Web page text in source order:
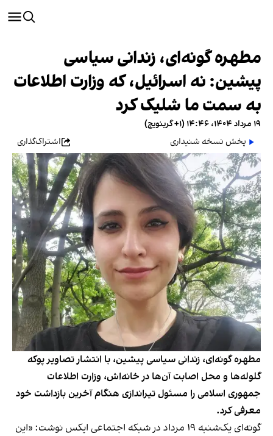
مطهره گونه‌ای، زندانی سیاسی
پیشین: نه اسرائیل، که وزارت اطلاعات
به سمت ما شلیک کرد
۱۹ مرداد ۱۴۰۴، ۱۴:۴۶ (‎+۱ گرینویچ)
پخش نسخه شنیداری
اشتراک‌گذاری
مطهره گونه‌ای، زندانی سیاسی پیشین، با انتشار تصاویر پوکه
گلوله‌ها و محل اصابت آن‌ها در خانه‌اش، وزارت اطلاعات
جمهوری اسلامی را مسئول تیراندازی هنگام آخرین بازداشت خود
معرفی کرد.
گونه‌ای یک‌شنبه ۱۹ مرداد در شبکه اجتماعی ایکس نوشت: «این